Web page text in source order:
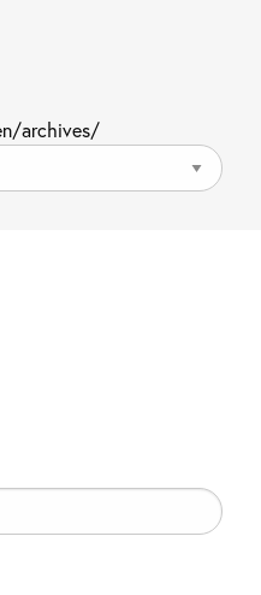
archives/